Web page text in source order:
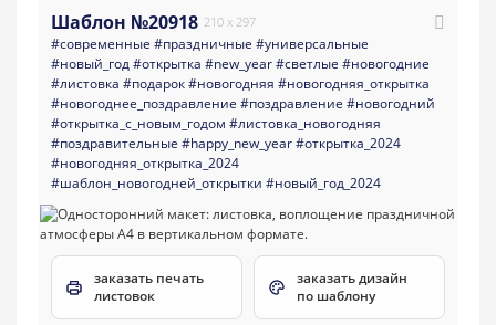
Шаблон №20918 210 x 297
#современные #праздничные #универсальные
#новый_год#открытка #new_year#светлые #новогодние
#листовка #подарок#новогодняя #новогодняя_открытка
#новогоднее_поздравление #поздравление #новогодний
#открытка_с_новым_годом #листовка_новогодняя
#поздравительные #happy_new_year#открытка_2024
#новогодняя_открытка_2024
#шаблон_новогодней_открытки #новый_год_2024
заказать печать
листовок
заказать дизайн
по шаблону